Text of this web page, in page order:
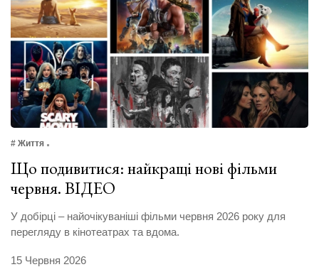
# Життя
Що подивитися: найкращі нові фільми
червня. ВІДЕО
У добірці – найочікуваніші фільми червня 2026 року для
перегляду в кінотеатрах та вдома.
15 Червня 2026